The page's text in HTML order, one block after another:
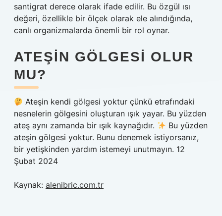
santigrat derece olarak ifade edilir. Bu özgül ısı
değeri, özellikle bir ölçek olarak ele alındığında,
canlı organizmalarda önemli bir rol oynar.
ATEŞIN GÖLGESI OLUR
MU?
Ateşin kendi gölgesi yoktur çünkü etrafındaki
nesnelerin gölgesini oluşturan ışık yayar. Bu yüzden
ateş aynı zamanda bir ışık kaynağıdır.
Bu yüzden
ateşin gölgesi yoktur. Bunu denemek istiyorsanız,
bir yetişkinden yardım istemeyi unutmayın. 12
Şubat 2024
Kaynak: alenibric.com.tr